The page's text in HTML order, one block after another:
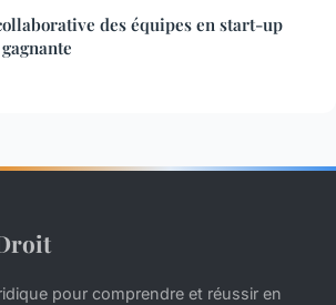
des équipes en start-up
pour comprendre et réussir en